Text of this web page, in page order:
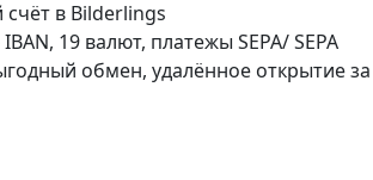
в Bilderlings
19 валют, платежы SEPA/ SEPA
обмен, удалённое открытие за